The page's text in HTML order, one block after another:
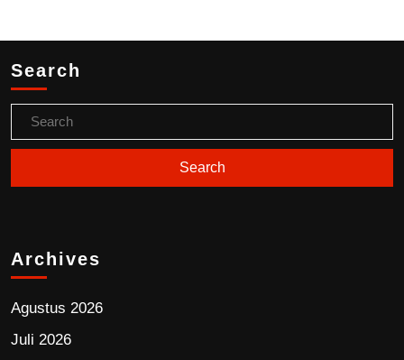
Search
Archives
Agustus 2026
Juli 2026